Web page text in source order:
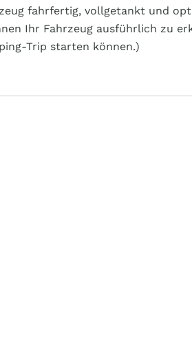
fahrfertig, vollgetankt und
Ihr Fahrzeug ausführlich zu
Trip starten können.)